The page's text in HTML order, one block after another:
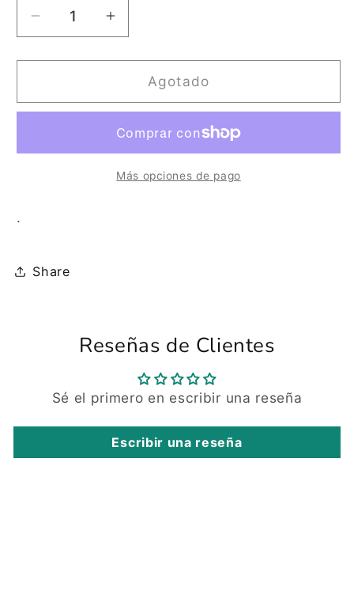
Reducir
cantidad
para
PIEL
Aumentar
cantidad
para
ZAPATO
PIEL
LA26846
Agotado
Más opciones de pago
.
Share
Reseñas de Clientes
Sé el primero en escribir una reseña
Escribir una reseña